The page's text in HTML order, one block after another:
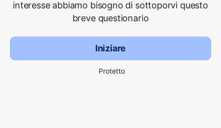
interesse abbiamo bisogno di sottoporvi questo
breve questionario
Iniziare
Protetto